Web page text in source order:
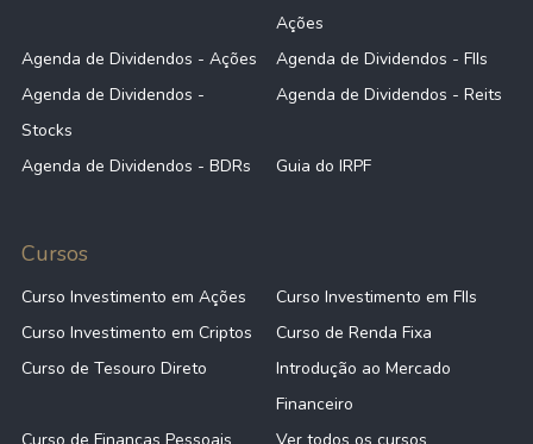
Ações
Agenda de Dividendos - Ações
Agenda de Dividendos - FIIs
Agenda de Dividendos -
Stocks
Agenda de Dividendos - Reits
Agenda de Dividendos - BDRs Guia do IRPF
Cursos
Curso Investimento em Ações
Curso Investimento em FIIs
Curso Investimento em Criptos
Curso de Renda Fixa
Curso de Tesouro Direto
Introdução ao Mercado
Financeiro